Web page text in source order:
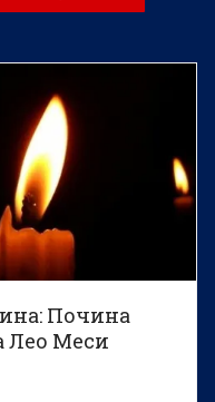
Почина
Лео Меси